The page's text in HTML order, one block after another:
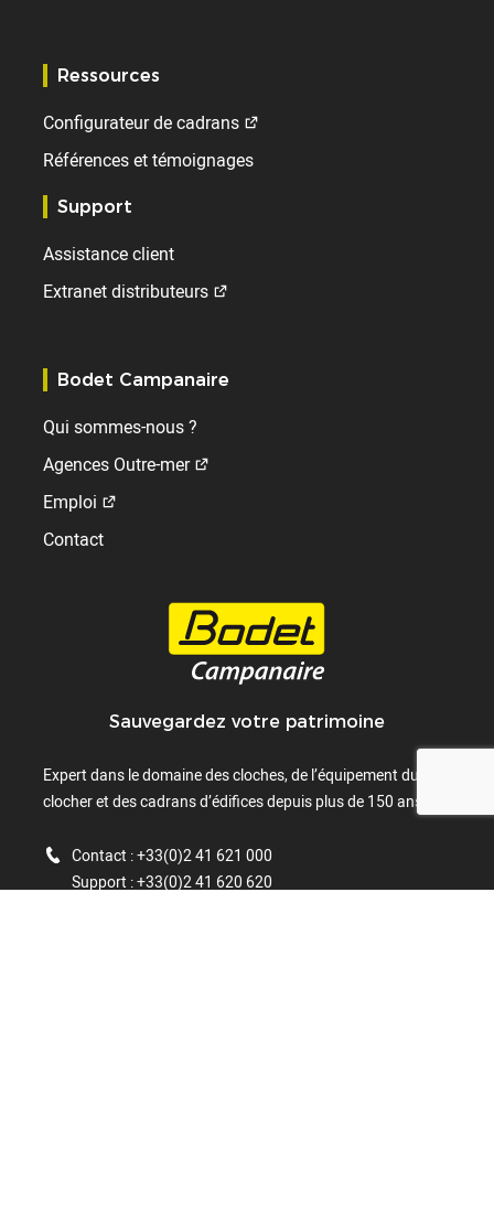
Ressources
Configurateur de cadrans
Références et témoignages
Support
Assistance client
Extranet distributeurs
Bodet Campanaire
Qui sommes-nous ?
Agences Outre-mer
Emploi
Contact
Sauvegardez votre patrimoine
Expert dans le domaine des cloches, de l’équipement du
clocher et des cadrans d’édifices depuis plus de 150 ans.
Contact : +33(0)2 41 621 000
Support : +33(0)2 41 620 620